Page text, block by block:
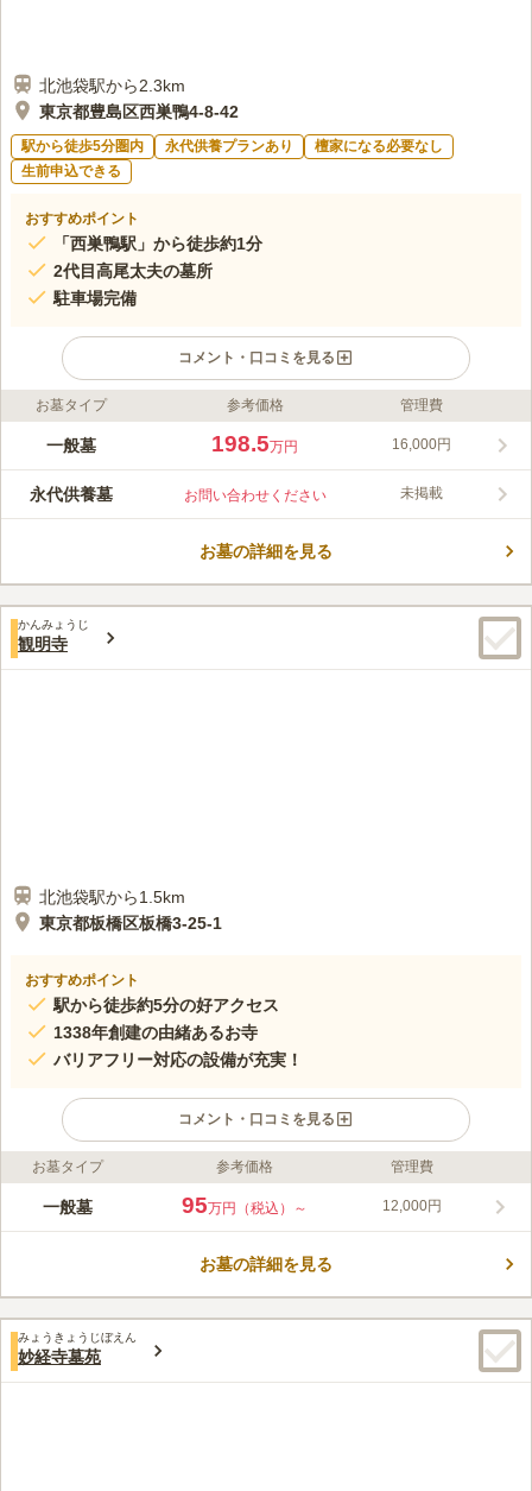
北池袋駅から2.3km
東京都豊島区西巣鴨4-8-42
駅から徒歩5分圏内 永代供養プランあり
檀家になる必要なし
生前申込できる
おすすめポイント
「西巣鴨駅」から徒歩約1分
2代目高尾太夫の墓所
駐車場完備
コメント・口コミを見る
ライフドット編集部のコメント
この寺院は、屋根が低く奥に広がるような造りをしており、趣が
あり、故人との時間をゆっくりと過ごすことができます。 都営
三田線「西巣鴨駅」から徒歩1分と、アクセス良好です。 駐車場
参りの際も安心です。
この霊園はまだ誰からも評価されていません。
お墓タイプ 参考価格 管理費
一般墓 198.5万円 16,000円
永代供養墓 お問い合わせください 未掲載
お墓の詳細を見る
かんみょうじ
観明寺
北池袋駅から1.5km
東京都板橋区板橋3-25-1
おすすめポイント
駅から徒歩約5分の好アクセス
1338年創建の由緒あるお寺
バリアフリー対応の設備が充実！
コメント・口コミを見る
ライフドット編集部のコメント
観明寺は、室町時代にできた真言宗のお寺です。境内にある庚申
の由来にもなっています。
口コミ評価
この霊園はまだ誰からも評価されていません。
お墓タイプ 参考価格 管理費
一般墓 95万円（税込）～ 12,000円
お墓の詳細を見る
みょうきょうじぼえん
妙経寺墓苑